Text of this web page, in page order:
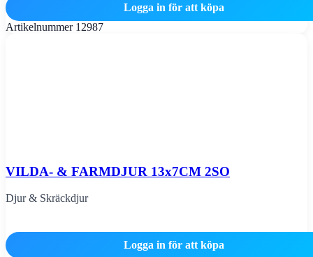
Logga in för att köpa
Artikelnummer 12987
VILDA- & FARMDJUR 13x7CM 2SO
Djur & Skräckdjur
Logga in för att köpa